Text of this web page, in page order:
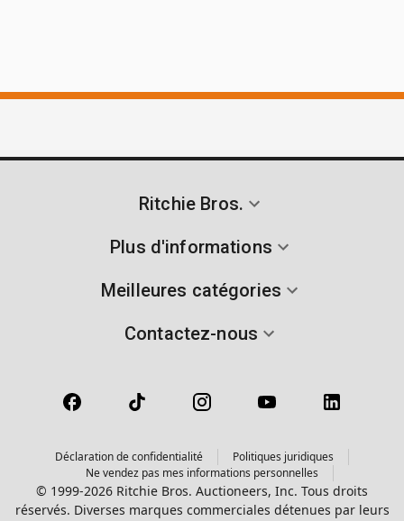
Ritchie Bros.
Plus d'informations
Meilleures catégories
Contactez-nous
Déclaration de confidentialité
Politiques juridiques
Ne vendez pas mes informations personnelles
© 1999-2026 Ritchie Bros. Auctioneers, Inc. Tous droits
réservés. Diverses marques commerciales détenues par leurs